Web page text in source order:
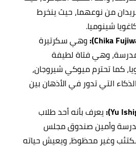
من نوعهما، حيث ينخرط
شينوميا.
وهي سكرتيرة
وهي فتاة لطيفة
كما تحترم ميوكي شيروجان،
التي تدور في الأذهان بين
يعرف بأنه أحد طلاب
وأمين صندوق مجلس
وغير محظوظ، ويعيش حياته